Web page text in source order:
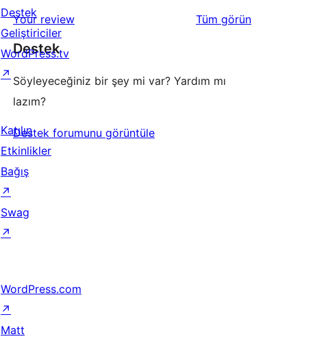
Your review Tüm değerlendirmeleri
görün
Destek
Söyleyeceğiniz bir şey mi var? Yardım mı
lazım?
Destek forumunu görüntüle
Destek
Geliştiriciler
WordPress.tv
↗
Katılın
Etkinlikler
Bağış
↗
Swag
↗
WordPress.com
↗
Matt